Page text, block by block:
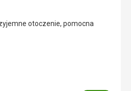
otoczenie, pomocna
otoczenie, pomocna